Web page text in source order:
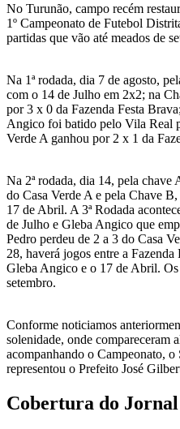
No Turunão, campo recém
1º Campeonato de Futebol
partidas que vão até meados de
Na 1ª rodada, dia 7 de agosto,
com o 14 de Julho em 2x2; na
por 3 x 0 da Fazenda Festa
Angico foi batido pelo Vila Real
Verde A ganhou por 2 x 1 da
Na 2ª rodada, dia 14, pela chave
do Casa Verde A e pela Chave
17 de Abril. A 3ª Rodada
de Julho e Gleba Angico que
Pedro perdeu de 2 a 3 do Casa
28, haverá jogos entre a
Gleba Angico e o 17 de Abril.
setembro.
Conforme noticiamos
solenidade, onde compareceram
acompanhando o Campeonato,
representou o Prefeito José
Cobertura do